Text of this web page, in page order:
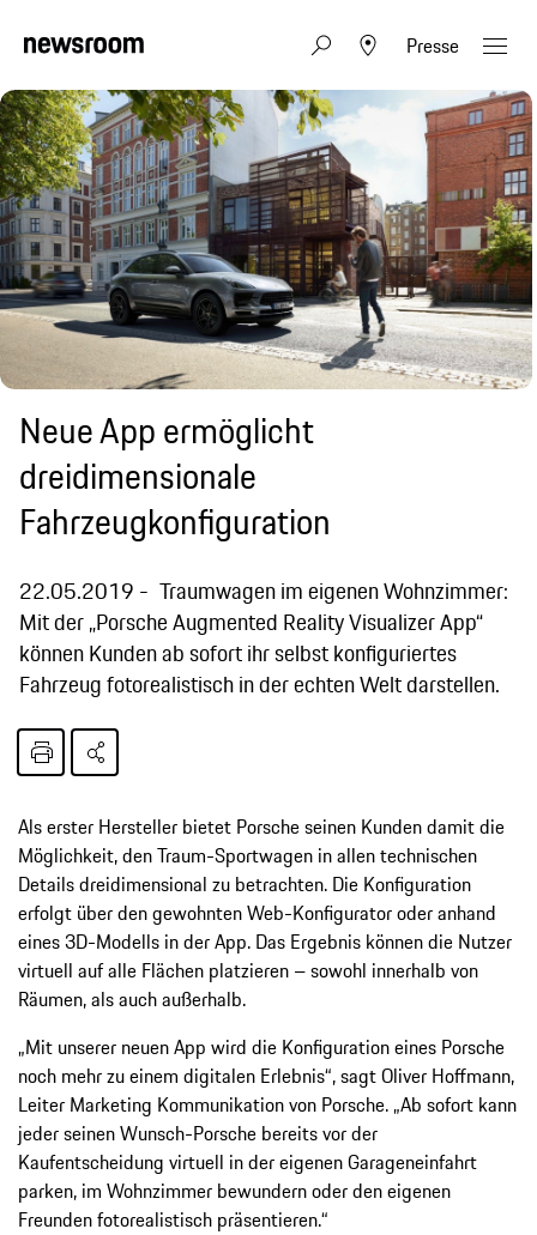
Presse
Neue App ermöglicht
dreidimensionale
Fahrzeugkonfiguration
22.05.2019
Traumwagen im eigenen Wohnzimmer:
Mit der „Porsche Augmented Reality Visualizer App“
können Kunden ab sofort ihr selbst konfiguriertes
Fahrzeug fotorealistisch in der echten Welt darstellen.
Als erster Hersteller bietet Porsche seinen Kunden damit die
Möglichkeit, den Traum-Sportwagen in allen technischen
Details dreidimensional zu betrachten. Die Konfiguration
erfolgt über den gewohnten Web-Konfigurator oder anhand
eines 3D-Modells in der App. Das Ergebnis können die Nutzer
virtuell auf alle Flächen platzieren – sowohl innerhalb von
Räumen, als auch außerhalb.
„Mit unserer neuen App wird die Konfiguration eines Porsche
noch mehr zu einem digitalen Erlebnis“, sagt Oliver Hoffmann,
Leiter Marketing Kommunikation von Porsche. „Ab sofort kann
jeder seinen Wunsch-Porsche bereits vor der
Kaufentscheidung virtuell in der eigenen Garageneinfahrt
parken, im Wohnzimmer bewundern oder den eigenen
Freunden fotorealistisch präsentieren.“